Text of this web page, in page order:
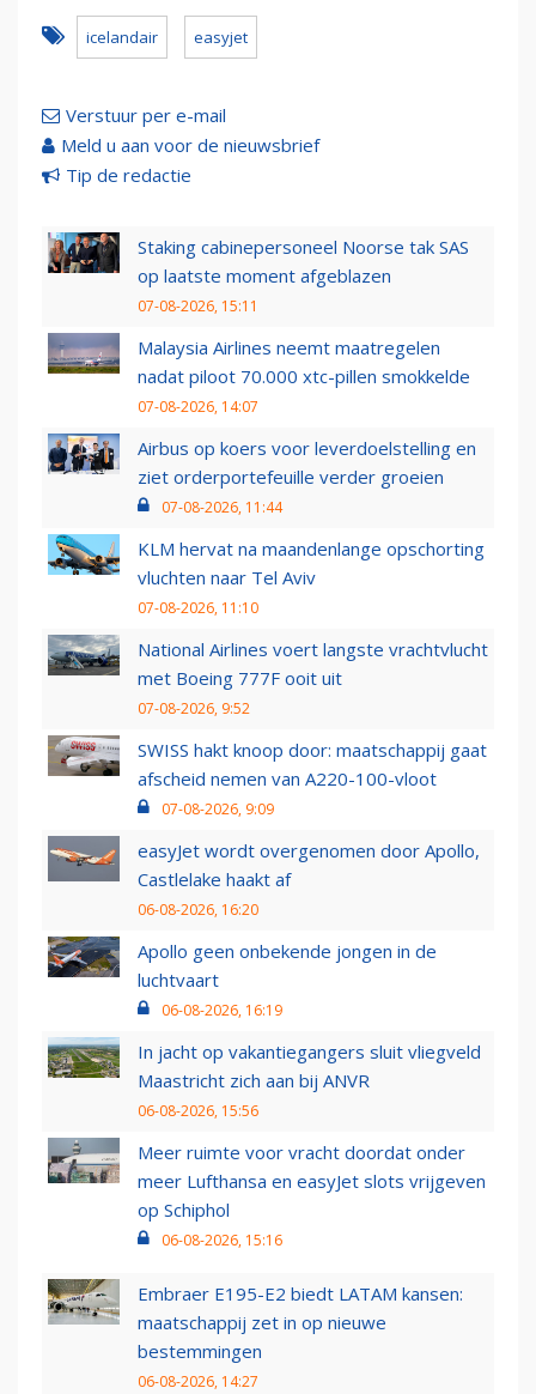
icelandair easyjet
Verstuur per e-mail
Meld u aan voor de nieuwsbrief
Tip de redactie
Staking cabinepersoneel Noorse tak SAS
op laatste moment afgeblazen
07-08-2026, 15:11
Malaysia Airlines neemt maatregelen
nadat piloot 70.000 xtc-pillen smokkelde
07-08-2026, 14:07
Airbus op koers voor leverdoelstelling en
ziet orderportefeuille verder groeien
07-08-2026, 11:44
KLM hervat na maandenlange opschorting
vluchten naar Tel Aviv
07-08-2026, 11:10
National Airlines voert langste vrachtvlucht
met Boeing 777F ooit uit
07-08-2026, 9:52
SWISS hakt knoop door: maatschappij gaat
afscheid nemen van A220-100-vloot
07-08-2026, 9:09
easyJet wordt overgenomen door Apollo,
Castlelake haakt af
06-08-2026, 16:20
Apollo geen onbekende jongen in de
luchtvaart
06-08-2026, 16:19
In jacht op vakantiegangers sluit vliegveld
Maastricht zich aan bij ANVR
06-08-2026, 15:56
Meer ruimte voor vracht doordat onder
meer Lufthansa en easyJet slots vrijgeven
op Schiphol
06-08-2026, 15:16
Embraer E195-E2 biedt LATAM kansen:
maatschappij zet in op nieuwe
bestemmingen
06-08-2026, 14:27